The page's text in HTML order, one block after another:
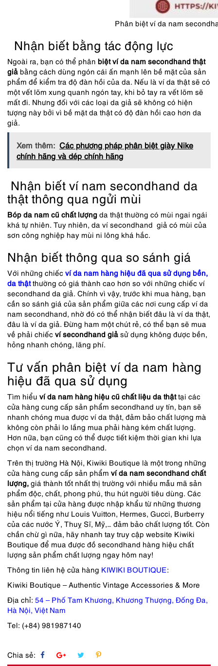
Phân biệt ví da nam
Nhận biết bằng tác động lực
Ngoài ra, bạn có thể phân biệt ví da nam secondhand thật
giả bằng cách dùng ngón cái ấn mạnh lên bề mặt của sản
phẩm để kiểm tra độ đàn hồi của da. Nếu là ví da thật sẽ có
một vết lõm xung quanh ngón tay, khi bỏ tay ra vết lõm sẽ
mất đi. Nhưng đối với các loại da giả sẽ không có hiện
tượng này bởi vì bề mặt da thật có độ đàn hồi cao hơn da
giả.
Xem thêm: Các phương pháp phân biệt giày Nike
chính hãng và dép chính hãng
Nhận biết ví nam secondhand da
thật thông qua ngửi mùi
Bóp da nam cũ chất lượng da thật thường có mùi ngai ngái
khá tự nhiên. Tuy nhiên, da ví secondhand giả có mùi của
sơn công nghiệp hay mùi ni lông khá hắc.
Nhận biết thông qua so sánh giá
Với những chiếc ví da nam hàng hiệu đã qua sử dụng bền,
da thậtthường có giá thành cao hơn so với những chiếc ví
secondhand da giả. Chính vì vậy, trước khi mua hàng, bạn
cần so sánh giá của sản phẩm giữa các nơi cung cấp ví da
nam secondhand, nhờ đó có thể nhận biết đâu là ví da thật,
đâu là ví da giả. Đừng ham một chút rẻ, có thể bạn sẽ mua
về phải chiếc ví secondhand giả sử dụng không được bền,
hỏng nhanh chóng, lãng phí.
Tư vấn phân biệt ví da nam hàng
hiệu đã qua sử dụng
Tìm hiểu ví da nam hàng hiệu cũ chất liệu da thậttại các
cửa hàng cung cấp sản phẩm secondhand uy tín, bạn sẽ
nhanh chóng mua được ví da thật, đảm bảo chất lượng mà
không còn phải lo lắng mua phải hàng kém chất lượng.
Hơn nữa, bạn cũng có thể được tiết kiệm thời gian khi lựa
chọn ví da nam secondhand.
Trên thị trường Hà Nội, Kiwiki Boutique là một trong những
cửa hàng cung cấp sản phẩm ví da nam secondhand chất
lượng, giá thành tốt nhất thị trường với nhiều mẫu mã sản
phẩm độc, chất, phong phú, thu hút người tiêu dùng. Các
sản phẩm tại cửa hàng được nhập khẩu từ những thương
hiệu nổi tiếng như Louis Vuitton, Hermes, Gucci, Burberry
của các nước Ý, Thuỵ Sĩ, Mỹ,… đảm bảo chất lượng tốt. Còn
chần chừ gì nữa, hãy nhanh tay truy cập website Kiwiki
Boutique để mua được đồ secondhand hàng hiệu chất
lượng sản phẩm chất lượng ngay hôm nay!
Thông tin liên hệ cửa hàng KIWIKI BOUTIQUE:
Kiwiki Boutique – Authentic Vintage Accessories & More
Địa chỉ: 54 – Phố Tam Khương, Khương Thượng, Đống Đa,
Hà Nội, Việt Nam
Tel: (+84) 981987140
Chia sẻ: